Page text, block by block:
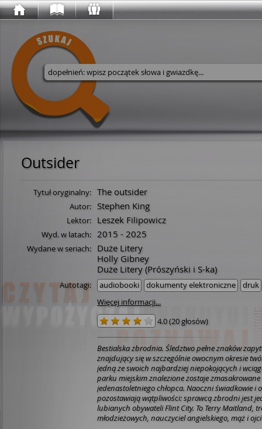
Wyszukaj w serwisie
Outsider
Tytuł oryginalny: The outsider
Autor: Stephen King
Lektor: Leszek Filipowicz
Wyd. w latach: 2015 - 2025
Wydane w seriach:
Duże Litery
Holly Gibney
Duże Litery (Prószyński i S-ka)
Autotagi: audiobooki dokumenty elektroniczne
druk
Więcej informacji...
4.0(20 głosów)
Bestialska zbrodnia. Śledztwo pełne znaków
znajdujący się w szczególnie owocnym okresie
jedną ze swoich najbardziej niepokojących i
parku miejskim znalezione zostaje zmasakrowane
jedenastoletniego chłopca. Naoczni świadkowie i
pozostawiają wątpliwości: sprawcą zbrodni jest
lubianych obywateli Flint City. To Terry Maitland,
młodzieżowych, nauczyciel angielskiego, mąż i